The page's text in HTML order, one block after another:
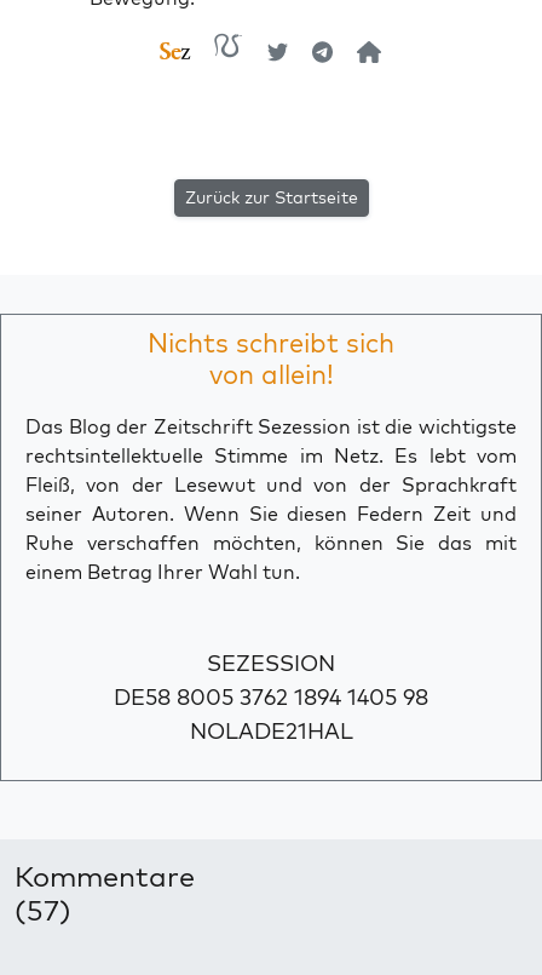
Zurück zur Startseite
Nichts schreibt sich
von allein!
Das Blog der Zeitschrift Sezession ist die wichtigste
rechtsintellektuelle Stimme im Netz. Es lebt vom
Fleiß, von der Lesewut und von der Sprachkraft
seiner Autoren. Wenn Sie diesen Federn Zeit und
Ruhe verschaffen möchten, können Sie das mit
einem Betrag Ihrer Wahl tun.
SEZESSION
DE58 8005 3762 1894 1405 98
NOLADE21HAL
Kommentare
(57)